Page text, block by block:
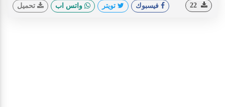
فيسبوك تويتر واتس اب تحميل